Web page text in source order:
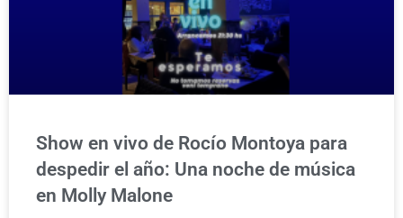
Show en vivo de Rocío Montoya para
despedir el año: Una noche de música
en Molly Malone